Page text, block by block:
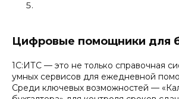
Цифровые помощники для
1С:ИТС — это не только справочная
умных сервисов для ежедневной
Среди ключевых возможностей —